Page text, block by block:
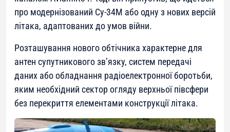
про модернізований Су-34М або одну з нових версій
літака, адаптованих до умов війни.
Розташування нового обтічника характерне для
антен супутникового зв’язку, систем передачі
даних або обладнання радіоелектронної боротьби,
яким необхідний сектор огляду верхньої півсфери
без перекриття елементами конструкції літака.